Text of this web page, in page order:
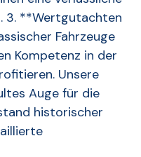
3. **Wertgutachten
Fahrzeuge
Kompetenz in der
Unsere
Auge für die
historischer